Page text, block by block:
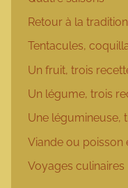
Retour à la tradition
Tentacules,
Un fruit, trois
Un légume, trois
Une légumineuse,
Viande ou poisson
Voyages culinaires